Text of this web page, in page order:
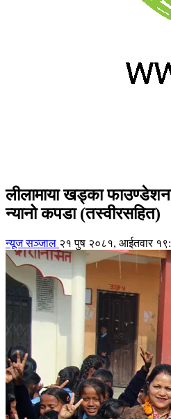
लीलामाया खड्का
न्यानो कपडा (तस्वीरसहित)
न्यूज सञ्जाल २१ पुष २०८१, आईतवार